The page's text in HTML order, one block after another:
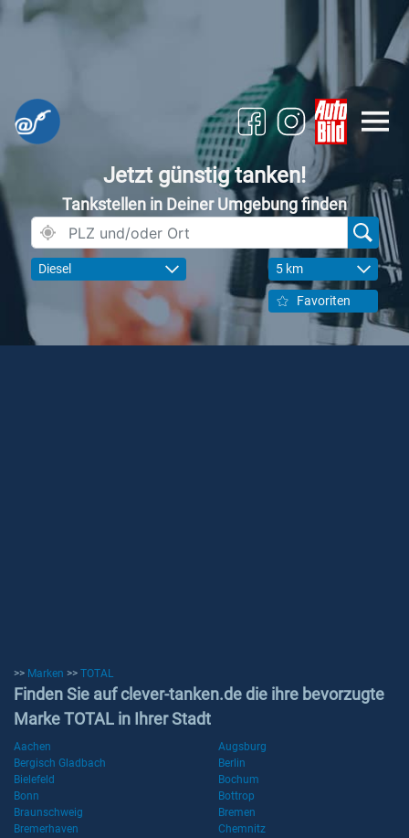
Jetzt günstig tanken!
Tankstellen in Deiner Umgebung finden
Diesel 5 km
Favoriten
>> Marken >> TOTAL
Finden Sie auf clever-tanken.de die ihre bevorzugte
Marke TOTAL in Ihrer Stadt
Aachen
Augsburg
Bergisch Gladbach
Berlin
Bielefeld
Bochum
Bonn
Bottrop
Braunschweig
Bremen
Bremerhaven
Chemnitz